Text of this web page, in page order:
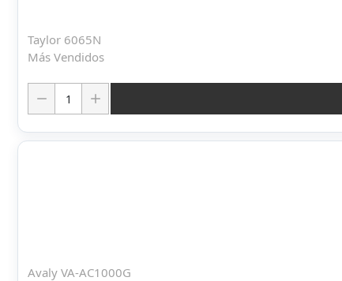
Taylor 6065N
Más Vendidos
Avaly VA-AC1000G